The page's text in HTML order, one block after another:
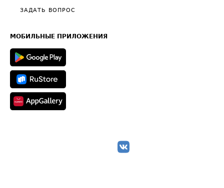
Общие положения
Полезное по перевозкам
Техническая информация
ЗАДАТЬ ВОПРОС
МОБИЛЬНЫЕ ПРИЛОЖЕНИЯ